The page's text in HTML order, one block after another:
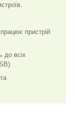
пристрій
до всіх